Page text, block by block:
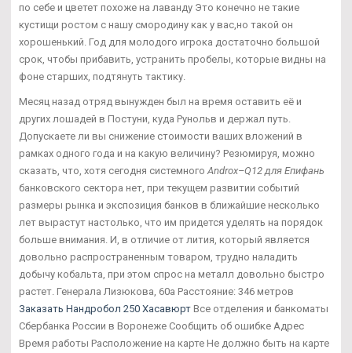
по себе и цветет похоже на лаванду Это конечно не такие
кустищи ростом с нашу смородину как у вас,но такой он
хорошенький. Год для молодого игрока достаточно большой
срок, чтобы прибавить, устранить пробелы, которые видны на
фоне старших, подтянуть тактику.
Месяц назад отряд вынужден был на время оставить её и
других лошадей в Постуни, куда Рунольв и держал путь.
Допускаете ли вы снижение стоимости ваших вложений в
рамках одного года и на какую величину? Резюмируя, можно
сказать, что, хотя сегодня системного Androx–Q12 для Епифань
банковского сектора нет, при текущем развитии событий
размеры рынка и экспозиция банков в ближайшие несколько
лет вырастут настолько, что им придется уделять на порядок
больше внимания. И, в отличие от лития, который является
довольно распространенным товаром, трудно наладить
добычу кобальта, при этом спрос на металл довольно быстро
растет. Генерала Лизюкова, 60а Расстояние: 346 метров
Заказать Нандробол 250 Хасавюрт Все отделения и банкоматы
Сбербанка России в Воронеже Сообщить об ошибке Адрес
Время работы Расположение на карте Не должно быть на карте